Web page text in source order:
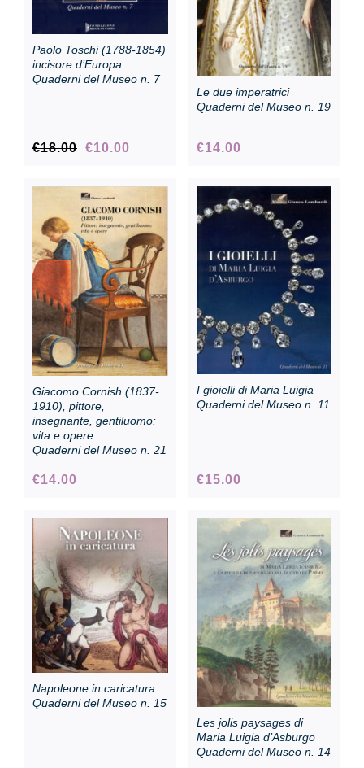
Paolo Toschi (1788-1854)
incisore d’Europa
Quaderni del Museo n. 7
€18.00 Original
€18.00.
€10.00
Le due imperatrici
Quaderni del Museo n. 19
€14.00
Giacomo Cornish (1837-
1910), pittore,
insegnante, gentiluomo:
vita e opere
Quaderni del Museo n. 21
€14.00
I gioielli di Maria Luigia
Quaderni del Museo n. 11
€15.00
Napoleone in caricatura
Quaderni del Museo n. 15
Les jolis paysages di
Maria Luigia d’Asburgo
Quaderni del Museo n. 14